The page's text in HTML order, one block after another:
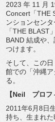
2023 年 11 月
Concert「THE
ンションセン
「THE BLAST
BAND 結成や
つけます。
そして、この
館での「沖縄
る。
【Neil プロフ
2011年6月8日
持ち、生まれ